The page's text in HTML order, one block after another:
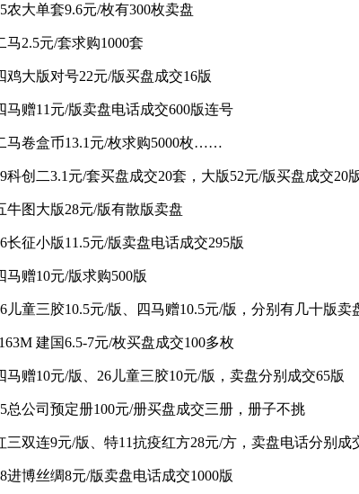
农大单套9.6元/枚有300枚卖盘
马2.5元/套求购1000套
鸡大版对号22元/版买盘成交16版
马赠11元/版卖盘电话成交600版连号
马卷盒币13.1元/枚求购5000枚……
科创二3.1元/套买盘成交20套，大版52元/版买盘成交20
牛图大版28元/版有散版卖盘
长征小版11.5元/版卖盘电话成交295版
马赠10元/版求购500版
儿童三胶10.5元/版、四马赠10.5元/版，分别有几十版卖
建国6.5-7元/枚买盘成交100多枚
马赠10元/版、26儿童三胶10元/版，卖盘分别成交65版
总公司预定册100元/册买盘成交三册，册子不挑
三双连9元/版、特11抗疫红方28元/方，卖盘电话分别成
进博丝绸8元/版卖盘电话成交1000版